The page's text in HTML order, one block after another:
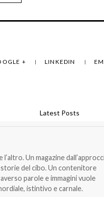
+ LINKEDIN
Latest Posts
Un magazine
del cibo. Un contenitore
parole e immagini vuole
istintivo e carnale.